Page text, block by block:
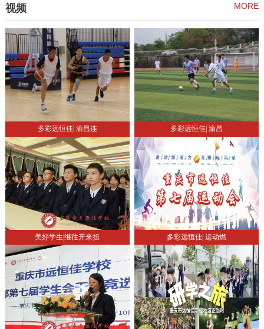
视频 MORE
多彩远恒佳| 渝昌
多彩远恒佳| 渝昌连
多彩远恒佳| 运动燃
美好学生|继往开来担